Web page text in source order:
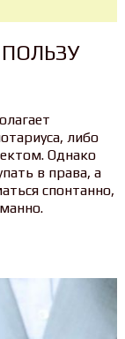
либо
Однако
в права, а
спонтанно,